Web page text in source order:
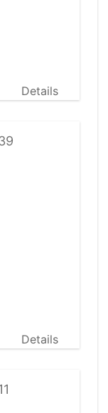
Details
Details